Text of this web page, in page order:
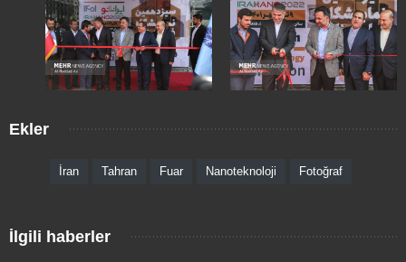
Ekler
İran Tahran Fuar Nanoteknoloji Fotoğraf
İlgili haberler